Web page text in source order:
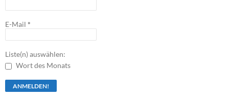
E-Mail *
Liste(n) auswählen:
Wort des Monats